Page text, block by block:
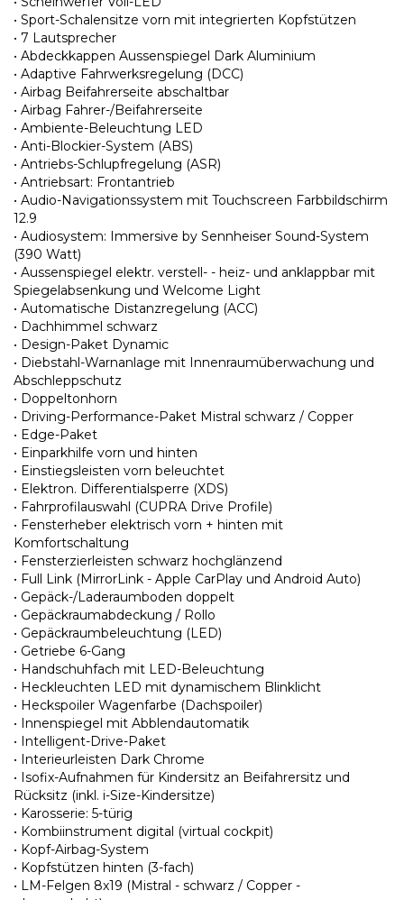
• Sport-Schalensitze vorn mit integrierten Kopfstützen
• 7 Lautsprecher
• Abdeckkappen Aussenspiegel Dark Aluminium
• Adaptive Fahrwerksregelung (DCC)
• Airbag Beifahrerseite abschaltbar
• Airbag Fahrer-/Beifahrerseite
• Ambiente-Beleuchtung LED
• Anti-Blockier-System (ABS)
• Antriebs-Schlupfregelung (ASR)
• Antriebsart: Frontantrieb
• Audio-Navigationssystem mit Touchscreen Farbbildschirm
12.9
• Audiosystem: Immersive by Sennheiser Sound-System
(390 Watt)
• Aussenspiegel elektr. verstell- - heiz- und anklappbar mit
Spiegelabsenkung und Welcome Light
• Automatische Distanzregelung (ACC)
• Dachhimmel schwarz
• Design-Paket Dynamic
• Diebstahl-Warnanlage mit Innenraumüberwachung und
Abschleppschutz
• Doppeltonhorn
• Driving-Performance-Paket Mistral schwarz / Copper
• Edge-Paket
• Einparkhilfe vorn und hinten
• Einstiegsleisten vorn beleuchtet
• Elektron. Differentialsperre (XDS)
• Fahrprofilauswahl (CUPRA Drive Profile)
• Fensterheber elektrisch vorn + hinten mit
Komfortschaltung
• Fensterzierleisten schwarz hochglänzend
• Full Link (MirrorLink - Apple CarPlay und Android Auto)
• Gepäck-/Laderaumboden doppelt
• Gepäckraumabdeckung / Rollo
• Gepäckraumbeleuchtung (LED)
• Getriebe 6-Gang
• Handschuhfach mit LED-Beleuchtung
• Heckleuchten LED mit dynamischem Blinklicht
• Heckspoiler Wagenfarbe (Dachspoiler)
• Innenspiegel mit Abblendautomatik
• Intelligent-Drive-Paket
• Interieurleisten Dark Chrome
• Isofix-Aufnahmen für Kindersitz an Beifahrersitz und
Rücksitz (inkl. i-Size-Kindersitze)
• Karosserie: 5-türig
• Kombiinstrument digital (virtual cockpit)
• Kopf-Airbag-System
• Kopfstützen hinten (3-fach)
• LM-Felgen 8x19 (Mistral - schwarz / Copper -